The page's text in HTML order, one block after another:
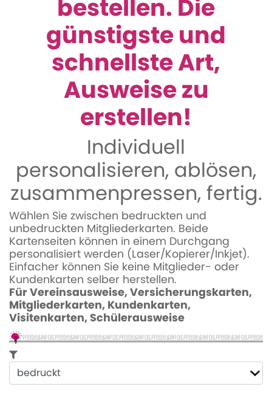
bestellen. Die
günstigste und
schnellste Art,
Ausweise zu
erstellen!
Individuell
personalisieren, ablösen,
zusammenpressen, fertig.
Wählen Sie zwischen bedruckten und
unbedruckten Mitgliederkarten. Beide
Kartenseiten können in einem Durchgang
personalisiert werden (Laser/Kopierer/Inkjet).
Einfacher können Sie keine Mitglieder- oder
Kundenkarten selber herstellen.
Für Vereinsausweise, Versicherungskarten,
Mitgliederkarten, Kundenkarten,
Visitenkarten, Schülerausweise